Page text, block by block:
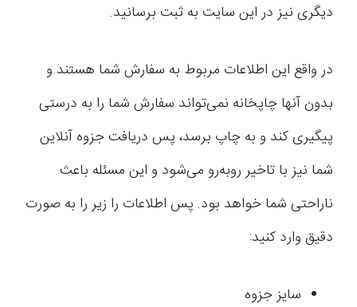
دیگری نیز در این سایت به ثبت برسانید.
در واقع این اطلاعات مربوط به سفارش شما هستند و
بدون آنها چاپخانه نمی‌تواند سفارش شما را به درستی
پیگیری کند و به چاپ برسد، پس دریافت جزوه آنلاین
شما نیز با تاخیر روبه‌رو می‌شود و این مسئله باعث
ناراحتی شما خواهد بود. پس اطلاعات را زیر را به صورت
دقیق وارد کنید:
سایز جزوه